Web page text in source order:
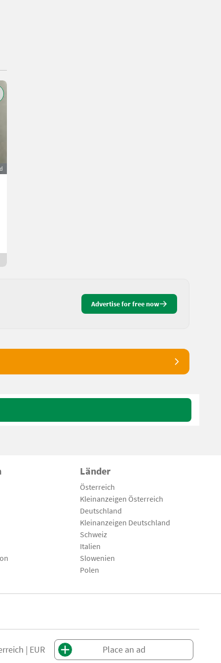
Advertise for free now
Länder
Österreich
Kleinanzeigen Österreich
Deutschland
Kleinanzeigen Deutschland
Schweiz
Italien
Slowenien
Polen
| EUR Place an ad